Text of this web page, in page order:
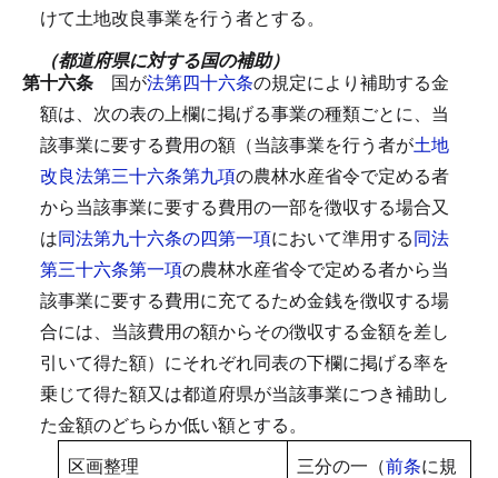
けて土地改良事業を行う者とする。
（都道府県に対する国の補助）
第十六条 国が法第四十六条の規定により補助する金
額は、次の表の上欄に掲げる事業の種類ごとに、当
該事業に要する費用の額（当該事業を行う者が土地
改良法第三十六条第九項の農林水産省令で定める者
から当該事業に要する費用の一部を徴収する場合又
は同法第九十六条の四第一項において準用する同法
第三十六条第一項の農林水産省令で定める者から当
該事業に要する費用に充てるため金銭を徴収する場
合には、当該費用の額からその徴収する金額を差し
引いて得た額）にそれぞれ同表の下欄に掲げる率を
乗じて得た額又は都道府県が当該事業につき補助し
た金額のどちらか低い額とする。
区画整理
三分の一（前条に規